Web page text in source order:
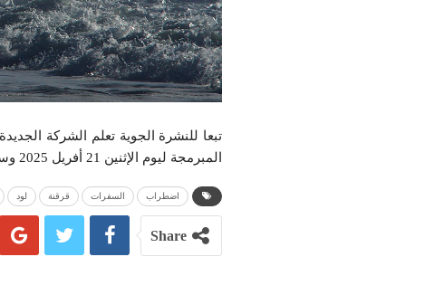
تبعا للنشرة الجوية تعلم الشركة
المبرمجة ليوم الإثنين 21 أفريل 2025 وسيتم اعلام الجميع بكل تغيير في الابان.
اضطراب السفرات قرقنة لود
Share